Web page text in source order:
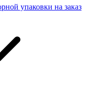
упаковки на заказ